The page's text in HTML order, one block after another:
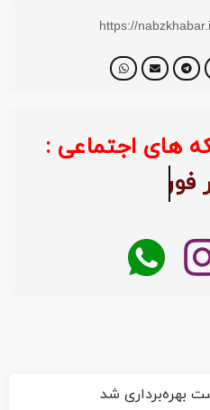
https://
های اجتماعی : خبر